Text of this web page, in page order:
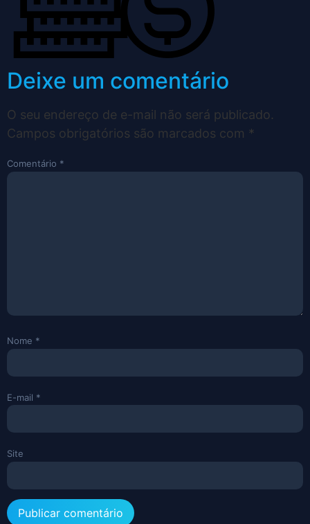
Deixe um comentário
O seu endereço de e-mail não será publicado.
Campos obrigatórios são marcados com *
Comentário *
Nome *
E-mail *
Site